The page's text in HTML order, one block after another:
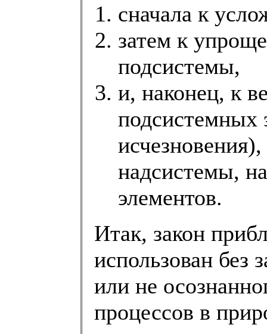
сначала к
затем к
подсистемы,
и, наконец, к
подсистемных
надсистемы,
элементов.
Итак, закон
использован без
или не
процессов в